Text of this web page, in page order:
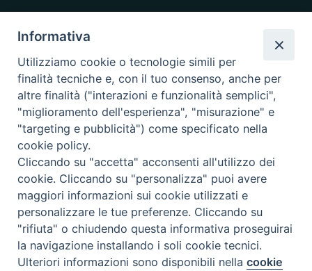
Copyright © 2019. Arcidiocesi di Ancona-Osimo.All Rights Reserved.
Preferenze Cookie
Informativa
Utilizziamo cookie o tecnologie simili per
finalità tecniche e, con il tuo consenso, anche per
altre finalità ("interazioni e funzionalità semplici",
"miglioramento dell'esperienza", "misurazione" e
"targeting e pubblicità") come specificato nella
cookie policy.
Cliccando su "accetta" acconsenti all'utilizzo dei
cookie. Cliccando su "personalizza" puoi avere
maggiori informazioni sui cookie utilizzati e
personalizzare le tue preferenze. Cliccando su
"rifiuta" o chiudendo questa informativa proseguirai
la navigazione installando i soli cookie tecnici.
Ulteriori informazioni sono disponibili nellacookie